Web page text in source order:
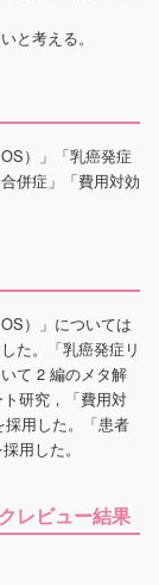
と考える。
）」「乳癌発症
併症」「費用対効
）」については
た。「乳癌発症リ
て 2 編のメタ解
研究，「費用対
用した。「患者
用した。
レビュー結果